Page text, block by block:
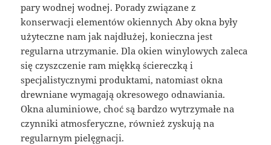
pary wodnej wodnej. Porady związane z
konserwacji elementów okiennych Aby okna były
użyteczne nam jak najdłużej, konieczna jest
regularna utrzymanie. Dla okien winylowych zaleca
się czyszczenie ram miękką ściereczką i
specjalistycznymi produktami, natomiast okna
drewniane wymagają okresowego odnawiania.
Okna aluminiowe, choć są bardzo wytrzymałe na
czynniki atmosferyczne, również zyskują na
regularnym pielęgnacji.